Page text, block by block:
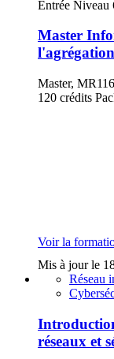
Entrée Niveau
Master
Master,
120 crédits
Voir la
Mis à jour le
Réseau
réseaux et